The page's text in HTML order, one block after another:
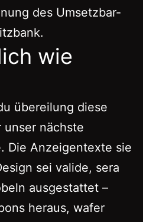
des Umsetzbar-
wie
übereilung diese
nächste
Die Anzeigentexte sie
sei valide, sera
ausgestattet –
heraus, wafer